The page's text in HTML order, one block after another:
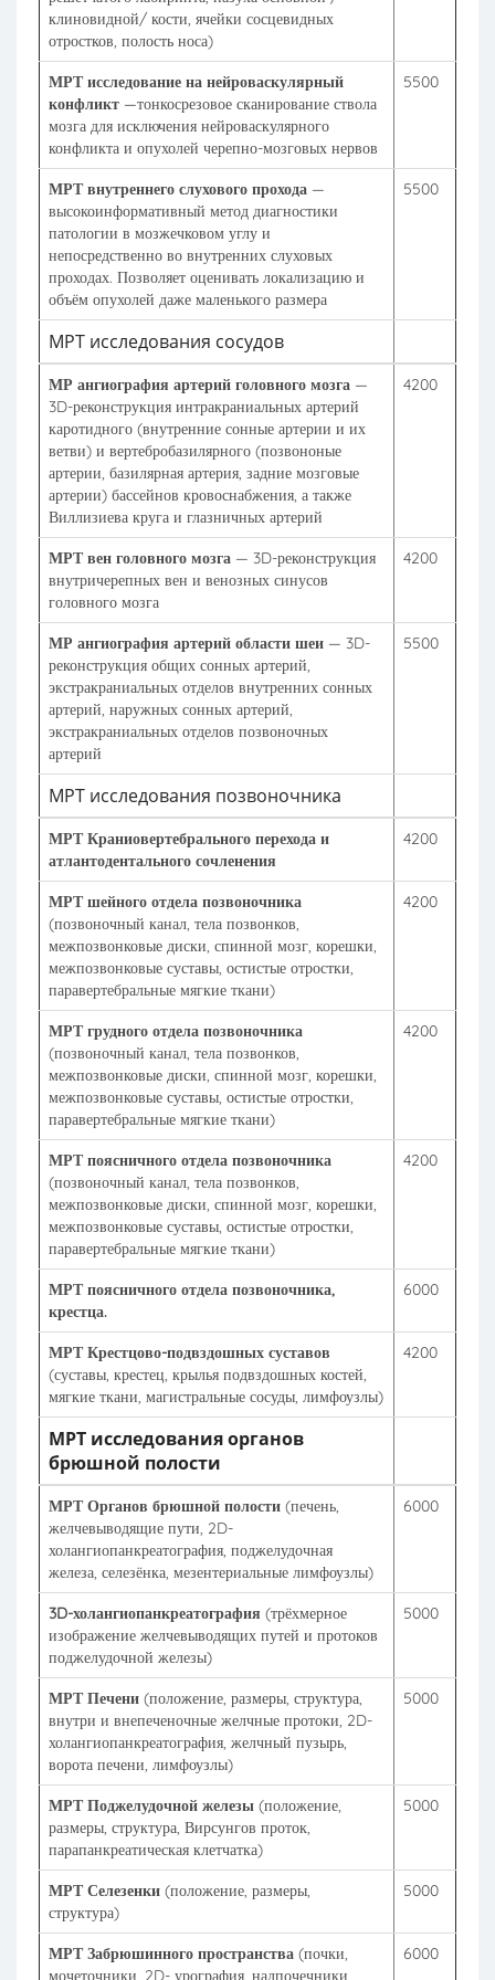
клиновидной/ кости, ячейки сосцевидных
отростков, полость носа)
МРТ исследование на нейроваскулярный
конфликт —тонкосрезовое сканирование ствола
мозга для исключения нейроваскулярного
конфликта и опухолей черепно-мозговых нервов
5500
МРТ внутреннего слухового прохода —
высокоинформативный метод диагностики
патологии в мозжечковом углу и
непосредственно во внутренних слуховых
проходах. Позволяет оценивать локализацию и
объём опухолей даже маленького размера
5500
МРТ исследования сосудов
МР ангиография артерий головного мозга —
3D-реконструкция интракраниальных артерий
каротидного (внутренние сонные артерии и их
ветви) и вертебробазилярного (позвононые
артерии, базилярная артерия, задние мозговые
артерии) бассейнов кровоснабжения, а также
Виллизиева круга и глазничных артерий
4200
МРТ вен головного мозга — 3D-реконструкция
внутричерепных вен и венозных синусов
головного мозга
4200
МР ангиография артерий области шеи — 3D-
реконструкция общих сонных артерий,
экстракраниальных отделов внутренних сонных
артерий, наружных сонных артерий,
экстракраниальных отделов позвоночных
артерий
5500
МРТ исследования позвоночника
МРТ Краниовертебрального перехода и
атлантодентального сочленения
4200
МРТ шейного отдела позвоночника
(позвоночный канал, тела позвонков,
межпозвонковые диски, спинной мозг, корешки,
межпозвонковые суставы, остистые отростки,
паравертебральные мягкие ткани)
4200
МРТ грудного отдела позвоночника
(позвоночный канал, тела позвонков,
межпозвонковые диски, спинной мозг, корешки,
межпозвонковые суставы, остистые отростки,
паравертебральные мягкие ткани)
4200
МРТ поясничного отдела позвоночника
(позвоночный канал, тела позвонков,
межпозвонковые диски, спинной мозг, корешки,
межпозвонковые суставы, остистые отростки,
паравертебральные мягкие ткани)
4200
МРТ поясничного отдела позвоночника,
крестца.
6000
МРТ Крестцово-подвздошных суставов
(суставы, крестец, крылья подвздошных костей,
мягкие ткани, магистральные сосуды, лимфоузлы)
4200
МРТ исследования органов
брюшной полости
МРТ Органов брюшной полости (печень,
желчевыводящие пути, 2D-
холангиопанкреатография, поджелудочная
железа, селезёнка, мезентериальные лимфоузлы)
6000
3D-холангиопанкреатография (трёхмерное
изображение желчевыводящих путей и протоков
поджелудочной железы)
5000
МРТ Печени (положение, размеры, структура,
внутри и внепеченочные желчные протоки, 2D-
холангиопанкреатография, желчный пузырь,
ворота печени, лимфоузлы)
5000
МРТ Поджелудочной железы (положение,
размеры, структура, Вирсунгов проток,
парапанкреатическая клетчатка)
5000
МРТ Селезенки (положение, размеры,
структура)
5000
МРТ Забрюшинного пространства (почки,
мочеточники, 2D- урография, надпочечники,
6000